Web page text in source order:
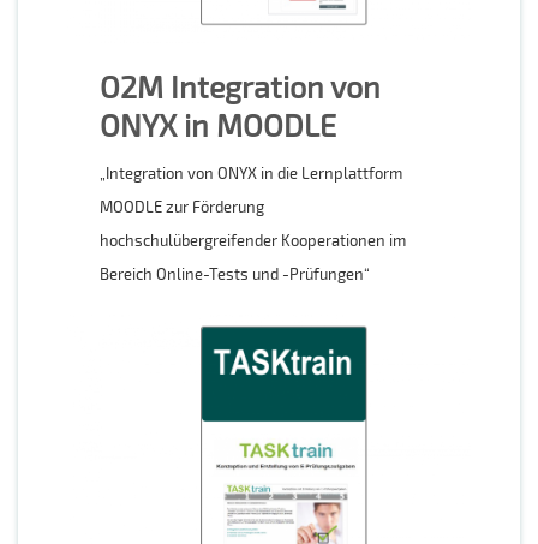
O2M Integration von
ONYX in MOODLE
„Integration von ONYX in die Lernplattform
MOODLE zur Förderung
hochschulübergreifender Kooperationen im
Bereich Online-Tests und -Prüfungen“